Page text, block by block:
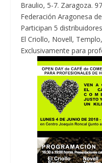
Braulio, 5-7. Zaragoza.
Federación Aragonesa
Participan 5
El Criollo, Novell,
Exclusivamente para